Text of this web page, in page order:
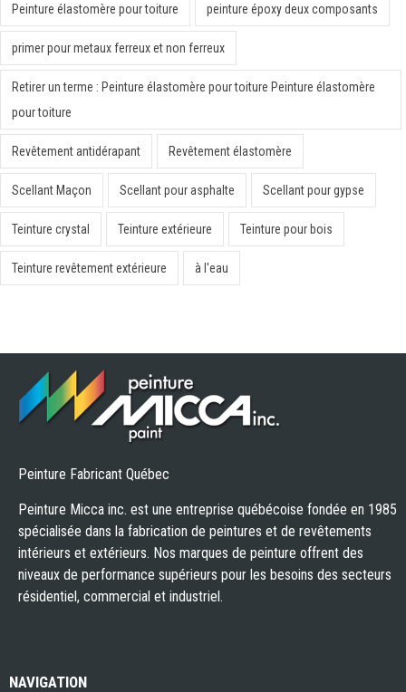
Peinture élastomère pour toiture peinture époxy deux composants
primer pour metaux ferreux et non ferreux
Retirer un terme : Peinture élastomère pour toiture Peinture élastomère
pour toiture
Revêtement antidérapant Revêtement élastomère
Scellant Maçon Scellant pour asphalte Scellant pour gypse
Teinture crystal Teinture extérieure Teinture pour bois
Teinture revêtement extérieure à l'eau
Peinture Fabricant Québec
Peinture Micca inc. est une entreprise québécoise fondée en 1985
spécialisée dans la fabrication de peintures et de revêtements
intérieurs et extérieurs. Nos marques de peinture offrent des
niveaux de performance supérieurs pour les besoins des secteurs
résidentiel, commercial et industriel.
NAVIGATION